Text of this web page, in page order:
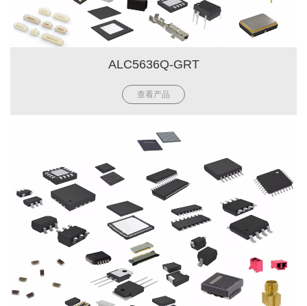
ALC5636Q-GRT
查看产品